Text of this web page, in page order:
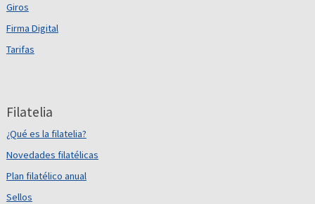
Giros
Firma Digital
Tarifas
Filatelia
¿Qué es la filatelia?
Novedades filatélicas
Plan filatélico anual
Sellos